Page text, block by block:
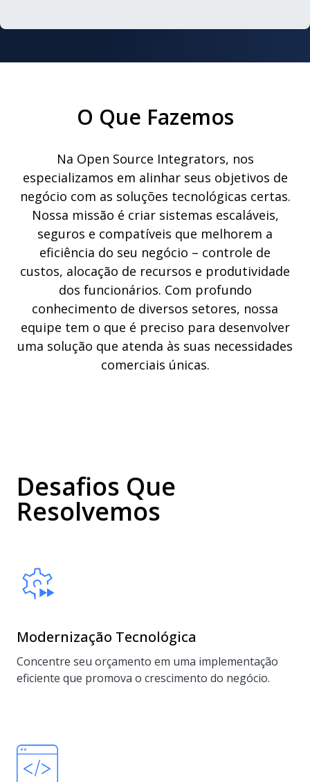
O Que Fazemos
Na Open Source Integrators, nos
especializamos em alinhar seus objetivos de
negócio com as soluções tecnológicas certas.
Nossa missão é criar sistemas escaláveis,
seguros e compatíveis que melhorem a
eficiência do seu negócio – controle de
custos, alocação de recursos e produtividade
dos funcionários. Com profundo
conhecimento de diversos setores, nossa
equipe tem o que é preciso para desenvolver
uma solução que atenda às suas necessidades
comerciais únicas.
Desafios Que
Resolvemos
Modernização Tecnológica
Concentre seu orçamento em uma implementação
eficiente que promova o crescimento do negócio.